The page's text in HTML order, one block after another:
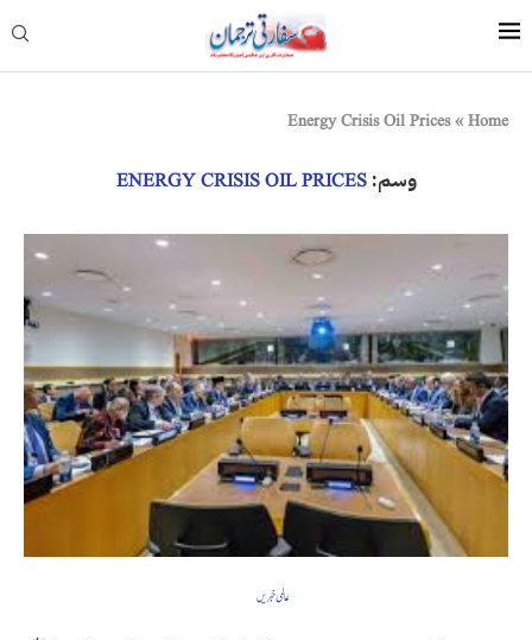
Home
»
Energy Crisis Oil Prices
وسم:ENERGY CRISIS OIL PRICES
عالمی خبریں